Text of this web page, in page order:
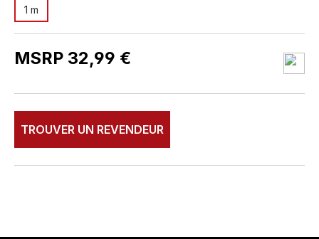
1 m
MSRP 32,99 €
TROUVER UN REVENDEUR